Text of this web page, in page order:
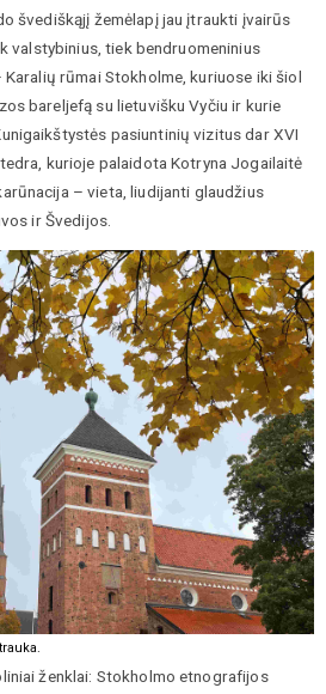
švediškąjį žemėlapį jau įtraukti įvairūs
valstybinius, tiek bendruomeninius
rūmai Stokholme, kuriuose iki šiol
bareljefą su lietuvišku Vyčiu ir kurie
pasiuntinių vizitus dar XVI
kurioje palaidota Kotryna Jogailaitė
– vieta, liudijanti glaudžius
ir Švedijos.
ženklai: Stokholmo etnografijos